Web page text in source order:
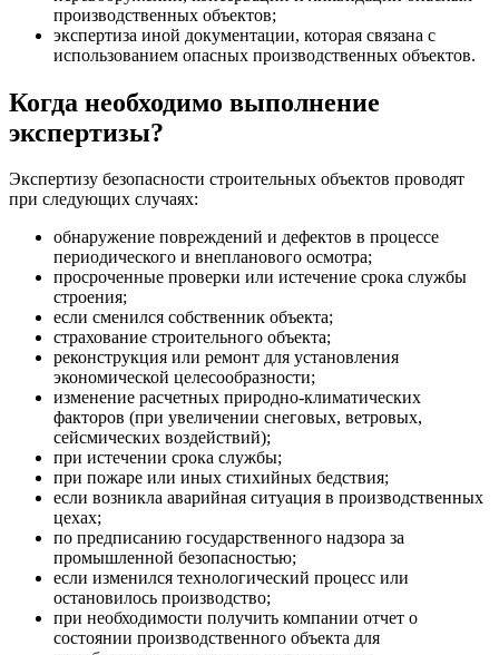
производственных объектов;
экспертиза иной документации, которая связана с
использованием опасных производственных объектов.
Когда необходимо выполнение
экспертизы?
Экспертизу безопасности строительных объектов проводят
при следующих случаях:
обнаружение повреждений и дефектов в процессе
периодического и внепланового осмотра;
просроченные проверки или истечение срока службы
строения;
если сменился собственник объекта;
страхование строительного объекта;
реконструкция или ремонт для установления
экономической целесообразности;
изменение расчетных природно-климатических
факторов (при увеличении снеговых, ветровых,
сейсмических воздействий);
при истечении срока службы;
при пожаре или иных стихийных бедствия;
если возникла аварийная ситуация в производственных
цехах;
по предписанию государственного надзора за
промышленной безопасностью;
если изменился технологический процесс или
остановилось производство;
при необходимости получить компании отчет о
состоянии производственного объекта для